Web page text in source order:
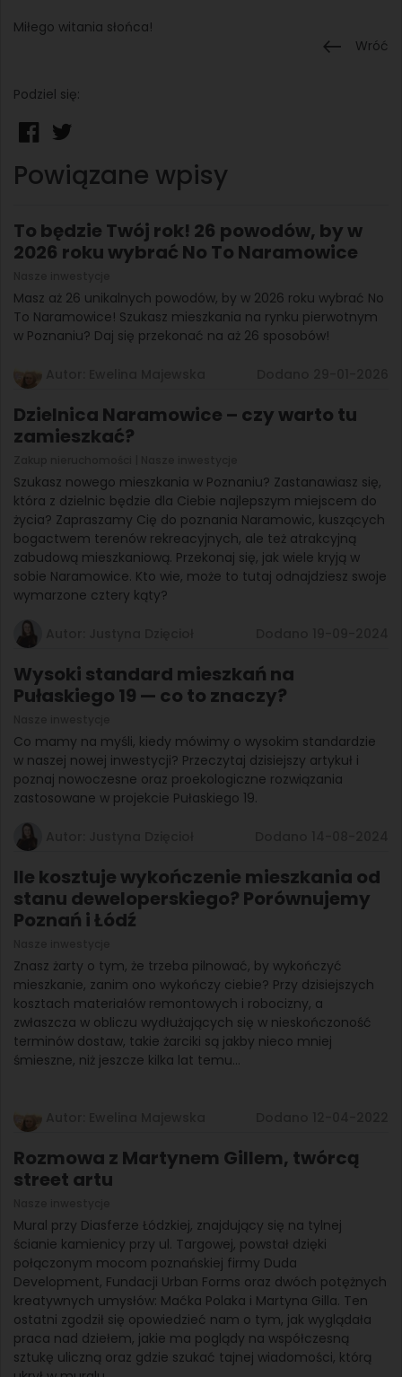
Miłego witania słońca!
Wróć
Podziel się:
Powiązane wpisy
To będzie Twój rok! 26 powodów, by w
2026 roku wybrać No To Naramowice
Masz aż 26 unikalnych powodów, by w 2026 roku wybrać No
To Naramowice! Szukasz mieszkania na rynku pierwotnym
w Poznaniu? Daj się przekonać na aż 26 sposobów!
Dzielnica Naramowice – czy warto tu
zamieszkać?
Szukasz nowego mieszkania w Poznaniu? Zastanawiasz się,
która z dzielnic będzie dla Ciebie najlepszym miejscem do
życia? Zapraszamy Cię do poznania Naramowic, kuszących
bogactwem terenów rekreacyjnych, ale też atrakcyjną
zabudową mieszkaniową. Przekonaj się, jak wiele kryją w
sobie Naramowice. Kto wie, może to tutaj odnajdziesz swoje
wymarzone cztery kąty?
Wysoki standard mieszkań na
Pułaskiego 19 — co to znaczy?
Co mamy na myśli, kiedy mówimy o wysokim standardzie
w naszej nowej inwestycji? Przeczytaj dzisiejszy artykuł i
poznaj nowoczesne oraz proekologiczne rozwiązania
zastosowane w projekcie Pułaskiego 19.
Ile kosztuje wykończenie mieszkania od
stanu deweloperskiego? Porównujemy
Poznań i Łódź
Znasz żarty o tym, że trzeba pilnować, by wykończyć
mieszkanie, zanim ono wykończy ciebie? Przy dzisiejszych
kosztach materiałów remontowych i robocizny, a
zwłaszcza w obliczu wydłużających się w nieskończoność
terminów dostaw, takie żarciki są jakby nieco mniej
śmieszne, niż jeszcze kilka lat temu…
Rozmowa z Martynem Gillem, twórcą
street artu
Mural przy Diasferze Łódzkiej, znajdujący się na tylnej
ścianie kamienicy przy ul. Targowej, powstał dzięki
połączonym mocom poznańskiej firmy Duda
Development, Fundacji Urban Forms oraz dwóch potężnych
kreatywnych umysłów: Maćka Polaka i Martyna Gilla. Ten
ostatni zgodził się opowiedzieć nam o tym, jak wyglądała
praca nad dziełem, jakie ma poglądy na współczesną
sztukę uliczną oraz gdzie szukać tajnej wiadomości, którą